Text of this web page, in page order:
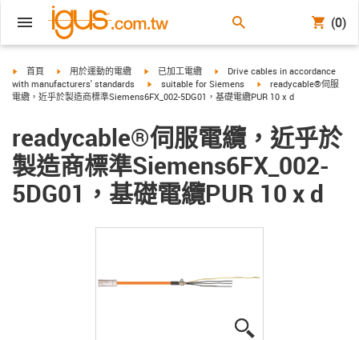
(0)
igus-icon-arrow-right
首頁 igus-icon-arrow-right
用於運動的電纜 igus-icon-arrow-right
已加工電纜 igus-icon-arrow-right
Drive cables in accordance
with manufacturers' standards
igus-icon-arrow-right
suitable for Siemens igus-icon-arrow-right
readycable®伺服
電纜，近乎於製造商標準Siemens6FX_002-5DG01，基礎電纜PUR 10 x d
readycable®伺服電纜，近乎於
製造商標準Siemens6FX_002-
5DG01，基礎電纜PUR 10 x d